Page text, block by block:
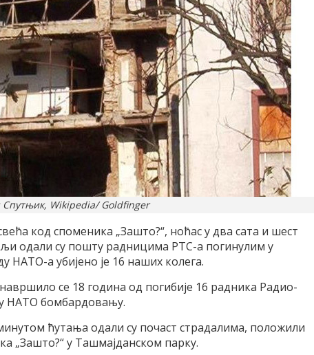
Спутњик, Wikipedia/ Goldfinger
код споменика „Зашто?“, ноћас у два сата и шест
одали су пошту радницима РТС-а погинулим у
НАТО-а убијено је 16 наших колега.
се 18 година од погибије 16 радника Радио-
у НАТО бомбардовању.
ћутања одали су почаст страдалима, положили
„Зашто?“ у Ташмајданском парку.